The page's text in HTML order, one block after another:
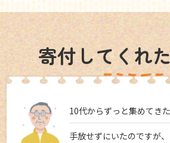
寄付してくれ
10代からずっと集めてき
手放せずにいたのですが